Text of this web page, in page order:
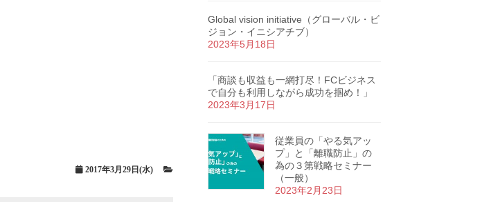
2017年3月29日(水)
Global vision initiative（グローバル・ビ
ジョン・イニシアチブ）
2023年5月18日
「商談も収益も一網打尽！FCビジネス
で自分も利用しながら成功を掴め！」
2023年3月17日
従業員の「やる気アッ
プ」と「離職防止」の
為の３第戦略セミナー
（一般）
2023年2月23日